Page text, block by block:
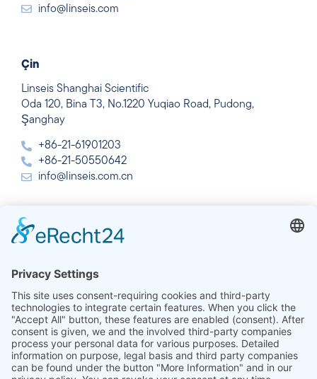
info@linseis.com
Çin
Linseis Shanghai Scientific
Oda 120, Bina T3, No.1220 Yuqiao Road, Pudong,
Şanghay
+86-21-61901203
+86-21-50550642
info@linseis.com.cn
Hindistan
Plot 65, 2nd Floor, Sai Enclave,
+91-11-42883851
sales@linseis.in